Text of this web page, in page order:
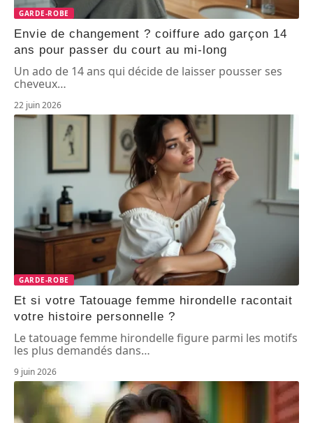
GARDE-ROBE
Envie de changement ? coiffure ado garçon 14
ans pour passer du court au mi-long
Un ado de 14 ans qui décide de laisser pousser ses
cheveux…
22 juin 2026
GARDE-ROBE
Et si votre Tatouage femme hirondelle racontait
votre histoire personnelle ?
Le tatouage femme hirondelle figure parmi les motifs
les plus demandés dans…
9 juin 2026